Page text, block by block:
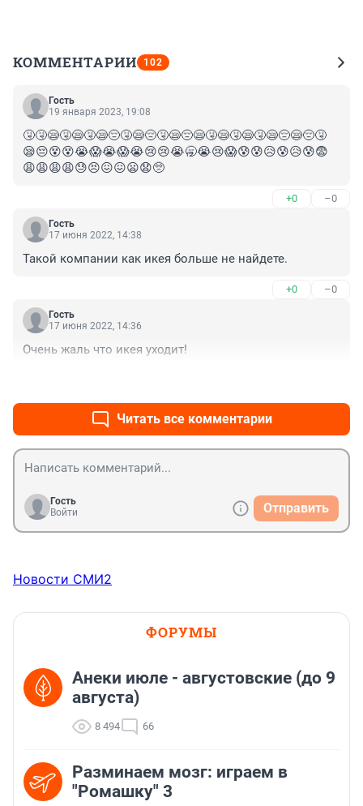
КОММЕНТАРИИ 102
Гость
19 января 2023, 19:08
🤧🤧😪🤧😪🤧😪😔🤧😪😔🤧😪😔😪🤧😪🤧😪🤧😪😔😪😔🤧
😪😔😵😵😭😱😭😱😭😢😢😭🥱😭😢😱😰😰😥😰😥😰😨
😩😩😩😩😓😣😖😖😦😧🥺
+0 –0
Гость
17 июня 2022, 14:38
Такой компании как икея больше не найдете.
+0 –0
Гость
17 июня 2022, 14:36
Очень жаль что икея уходит!
Читать все комментарии
Гость
Войти
Отправить
Новости СМИ2
ФОРУМЫ
Анеки июле - августовские (до 9
августа)
8 494 66
Разминаем мозг: играем в
"Ромашку" 3